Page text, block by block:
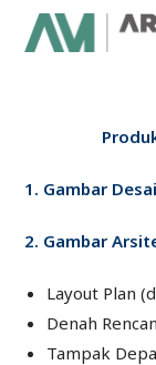
1. Gambar
2. Gambar
Layout Plan
Denah
Tampak